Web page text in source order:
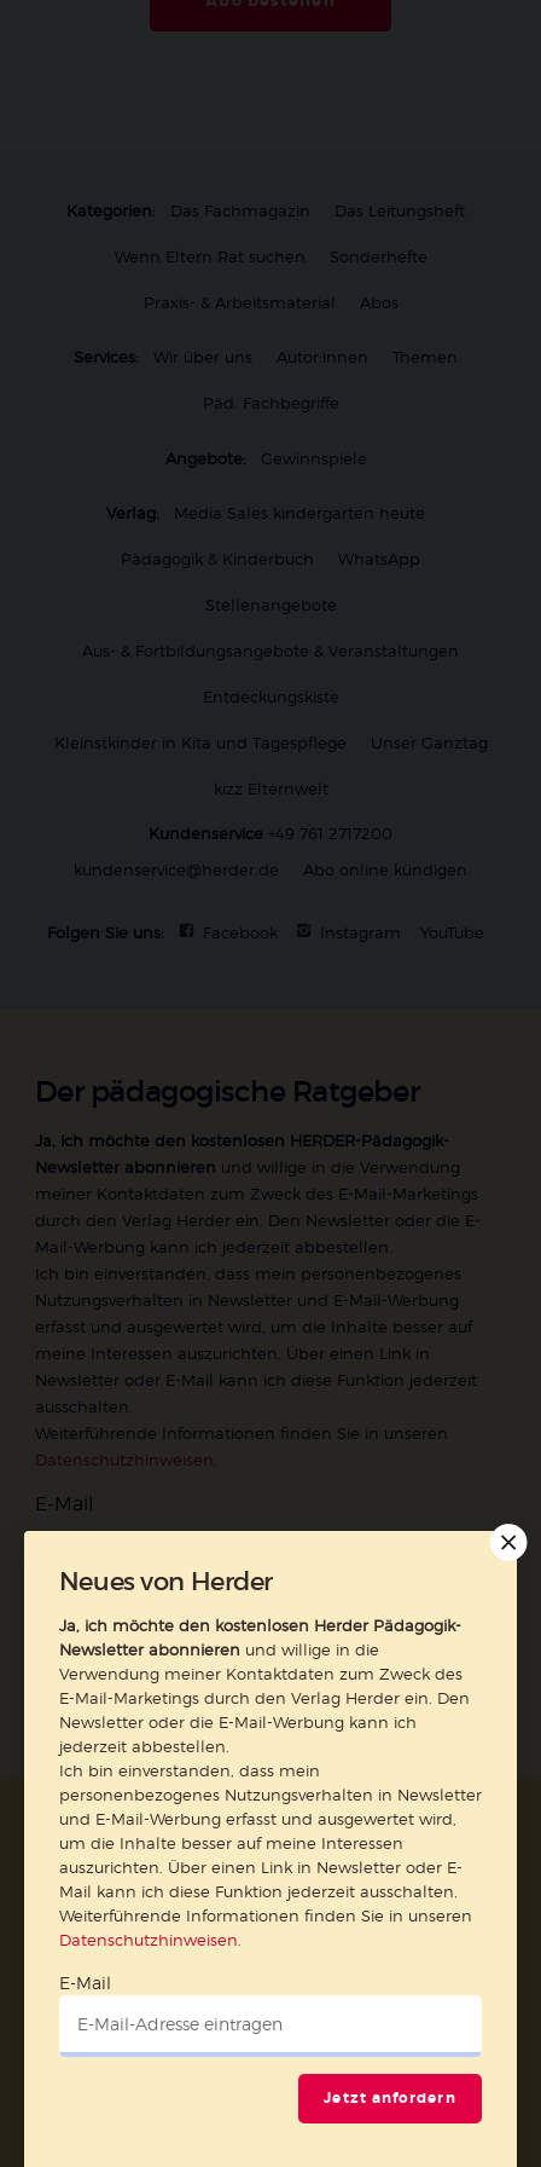
Kategorien: Das Fachmagazin Das Leitungsheft
Wenn Eltern Rat suchen Sonderhefte
Praxis- & Arbeitsmaterial Abos
Services: Wir über uns Autor:innen Themen
Päd. Fachbegriffe
Angebote: Gewinnspiele
Verlag: Media Sales kindergarten heute
Pädagogik & Kinderbuch WhatsApp
Stellenangebote
Aus- & Fortbildungsangebote & Veranstaltungen
Entdeckungskiste
Kleinstkinder in Kita und Tagespflege Unser Ganztag
kizz Elternwelt
Kundenservice +49 761 2717200
kundenservice@herder.de
Abo online kündigen
Folgen Sie uns: Facebook Instagram YouTube
Der pädagogische Ratgeber
Ja, ich möchte den kostenlosen HERDER-Pädagogik-
Newsletter abonnieren und willige in die Verwendung
meiner Kontaktdaten zum Zweck des E-Mail-Marketings
durch den Verlag Herder ein. Den Newsletter oder die E-
Mail-Werbung kann ich jederzeit abbestellen.
Ich bin einverstanden, dass mein personenbezogenes
Nutzungsverhalten in Newsletter und E-Mail-Werbung
erfasst und ausgewertet wird, um die Inhalte besser auf
meine Interessen auszurichten. Über einen Link in
Newsletter oder E-Mail kann ich diese Funktion jederzeit
ausschalten.
Weiterführende Informationen finden Sie in unseren
Datenschutzhinweisen
E-Mail
Jetzt anmelden
AGB und Widerrufsbelehrung
Datenschutz
Barrierefreiheit
Impressum
Vertrag widerrufen
Abo online kündigen
Neues von Herder
Ja, ich möchte den kostenlosen Herder Pädagogik-
Newsletter abonnieren und willige in die
Verwendung meiner Kontaktdaten zum Zweck des
E-Mail-Marketings durch den Verlag Herder ein. Den
Newsletter oder die E-Mail-Werbung kann ich
jederzeit abbestellen.
Ich bin einverstanden, dass mein
personenbezogenes Nutzungsverhalten in Newsletter
und E-Mail-Werbung erfasst und ausgewertet wird,
um die Inhalte besser auf meine Interessen
auszurichten. Über einen Link in Newsletter oder E-
Mail kann ich diese Funktion jederzeit ausschalten.
Weiterführende Informationen finden Sie in unseren
Datenschutzhinweisen
E-Mail
Jetzt anfordern